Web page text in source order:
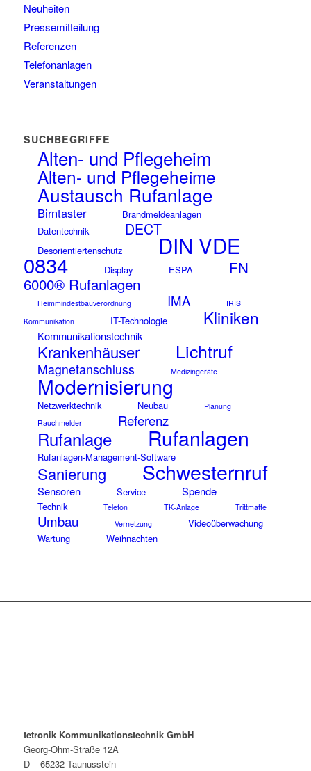
Neuheiten
Pressemitteilung
Referenzen
Telefonanlagen
Veranstaltungen
SUCHBEGRIFFE
Alten- und Pflegeheim
Alten- und Pflegeheime
Austausch Rufanlage
Birntaster
Brandmeldeanlagen
Datentechnik
DECT
Desorientiertenschutz DIN VDE
0834 Display ESPA
FN
6000® Rufanlagen
Heimmindestbauverordnung IMA
IRIS
Kommunikation
IT-Technologie Kliniken
Kommunikationstechnik
Krankenhäuser Lichtruf
Magnetanschluss Medizingeräte
Modernisierung
Netzwerktechnik Neubau
Planung
Rauchmelder
Referenz
Rufanlage Rufanlagen
Rufanlagen-Management-Software
Sanierung Schwesternruf
Sensoren Service Spende
Technik Telefon TK-Anlage Trittmatte
Umbau Vernetzung
Videoüberwachung
Wartung
Weihnachten
tetronik Kommunikationstechnik GmbH
Georg-Ohm-Straße 12A
D – 65232 Taunusstein